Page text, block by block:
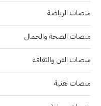
منصات الرياضة
منصات الصحة والجمال
منصات الفن والثقافة
منصات تقنية